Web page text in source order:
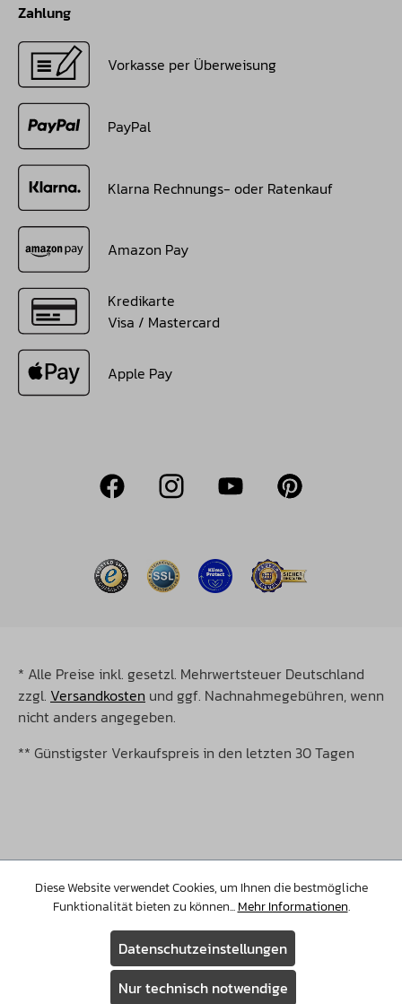
Zahlung
Vorkasse per Überweisung
PayPal
Klarna Rechnungs- oder Ratenkauf
Amazon Pay
Kredikarte
Visa / Mastercard
Apple Pay
* Alle Preise inkl. gesetzl. Mehrwertsteuer Deutschland
zzgl. Versandkosten und ggf. Nachnahmegebühren, wenn
nicht anders angegeben.
** Günstigster Verkaufspreis in den letzten 30 Tagen
©Copyright 2026 Christopeit Sport. Alle Rechte
vorbehalten.
Diese Website verwendet Cookies, um Ihnen die bestmögliche
Funktionalität bieten zu können...Mehr Informationen.
Datenschutzeinstellungen
Nur technisch notwendige